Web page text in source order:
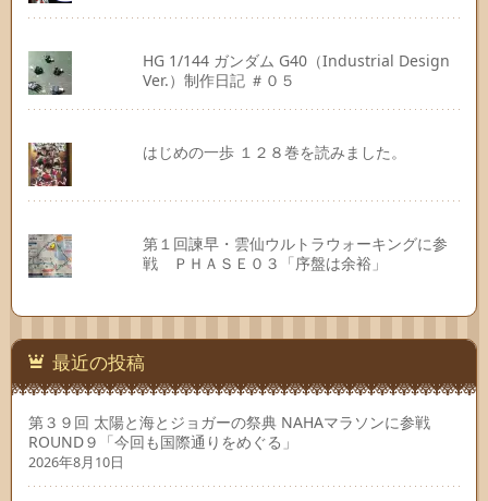
HG 1/144 ガンダム G40（Industrial Design
Ver.）制作日記 ＃０５
はじめの一歩 １２８巻を読みました。
第１回諫早・雲仙ウルトラウォーキングに参
戦 ＰＨＡＳＥ０３「序盤は余裕」
最近の投稿
第３９回 太陽と海とジョガーの祭典 NAHAマラソンに参戦
ROUND９「今回も国際通りをめぐる」
2026年8月10日